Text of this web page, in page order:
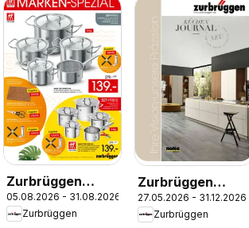
Zurbrüggen
Zwilling Marken-
Spezial
05.08.2026 - 31.08.2026
Zurbrüggen
Zurbrüggen
Küchen Journal
27.05.2026 - 31.12.2026
Zurbrüggen